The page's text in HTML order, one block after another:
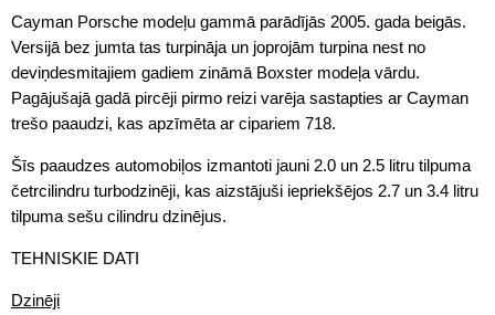
Cayman Porsche modeļu gammā parādījās 2005. gada beigās.
Versijā bez jumta tas turpināja un joprojām turpina nest no
deviņdesmitajiem gadiem zināmā Boxster modeļa vārdu.
Pagājušajā gadā pircēji pirmo reizi varēja sastapties ar Cayman
trešo paaudzi, kas apzīmēta ar cipariem 718.
Šīs paaudzes automobiļos izmantoti jauni 2.0 un 2.5 litru tilpuma
četrcilindru turbodzinēji, kas aizstājuši iepriekšējos 2.7 un 3.4 litru
tilpuma sešu cilindru dzinējus.
TEHNISKIE DATI
Dzinēji